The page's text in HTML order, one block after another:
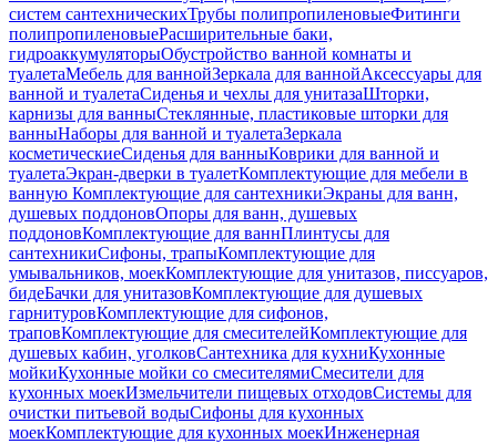
систем сантехническихТрубы полипропиленовыеФитинги
полипропиленовыеРасширительные баки,
гидроаккумуляторыОбустройство ванной комнаты и
туалетаМебель для ваннойЗеркала для ваннойАксессуары для
ванной и туалетаСиденья и чехлы для унитазаШторки,
карнизы для ванныСтеклянные, пластиковые шторки для
ванныНаборы для ванной и туалетаЗеркала
косметическиеСиденья для ванныКоврики для ванной и
туалетаЭкран-дверки в туалетКомплектующие для мебели в
ванную Комплектующие для сантехникиЭкраны для ванн,
душевых поддоновОпоры для ванн, душевых
поддоновКомплектующие для ваннПлинтусы для
сантехникиСифоны, трапыКомплектующие для
умывальников, моекКомплектующие для унитазов, писсуаров,
бидеБачки для унитазовКомплектующие для душевых
гарнитуровКомплектующие для сифонов,
траповКомплектующие для смесителейКомплектующие для
душевых кабин, уголковСантехника для кухниКухонные
мойкиКухонные мойки со смесителямиСмесители для
кухонных моекИзмельчители пищевых отходовСистемы для
очистки питьевой водыСифоны для кухонных
моекКомплектующие для кухонных моекИнженерная